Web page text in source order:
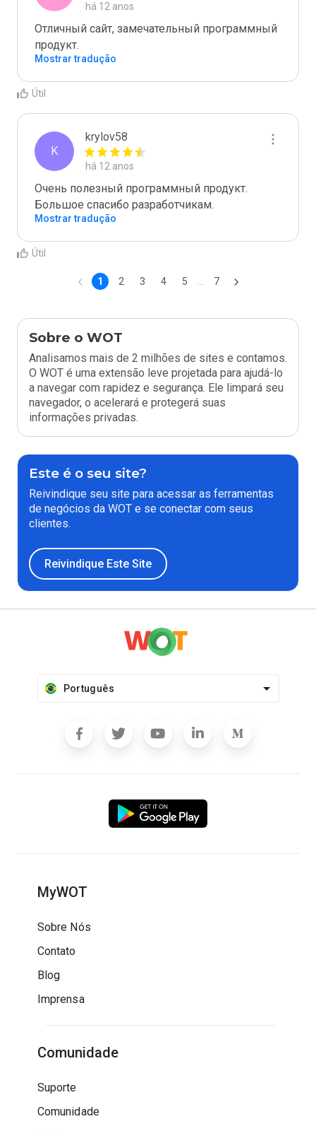
há 12 anos
Отличный сайт, замечательный программный
продукт.
Mostrar tradução
Útil
K
krylov58
há 12 anos
Очень полезный программный продукт.
Большое спасибо разработчикам.
Mostrar tradução
Útil
1 2 3 4 5 7
Sobre o WOT
Analisamos mais de 2 milhões de sites e contamos.
O WOT é uma extensão leve projetada para ajudá-lo
a navegar com rapidez e segurança. Ele limpará seu
navegador, o acelerará e protegerá suas
informações privadas.
Este é o seu site?
Reivindique seu site para acessar as ferramentas
de negócios da WOT e se conectar com seus
clientes.
Reivindique Este Site
Português
MyWOT
Sobre Nós
Contato
Blog
Imprensa
Comunidade
Suporte
Comunidade